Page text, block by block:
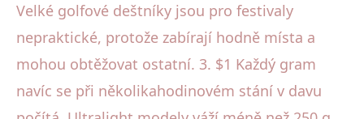
Velké golfové deštníky jsou pro festivaly
nepraktické, protože zabírají hodně místa a
mohou obtěžovat ostatní. 3. $1 Každý gram
navíc se při několikahodinovém stání v davu